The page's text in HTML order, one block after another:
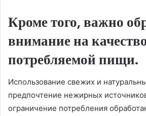
Кроме того, важно
внимание на
потребляемой пищи.
Использование свежих и
предпочтение нежирных
ограничение потребления